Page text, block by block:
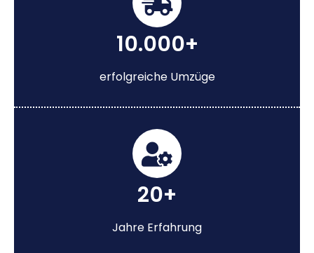
10.000+
erfolgreiche Umzüge
20+
Jahre Erfahrung